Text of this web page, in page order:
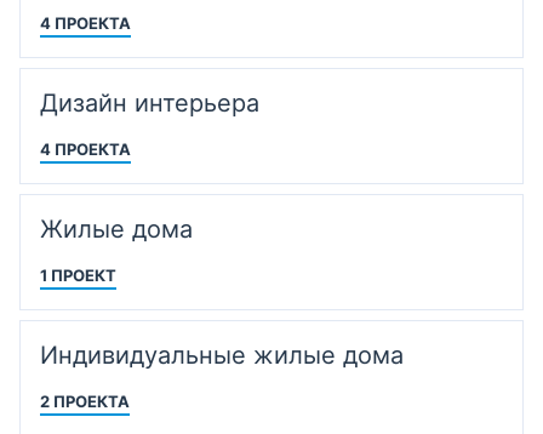
4 ПРОЕКТА
Дизайн интерьера
4 ПРОЕКТА
Жилые дома
1 ПРОЕКТ
Индивидуальные жилые дома
2 ПРОЕКТА